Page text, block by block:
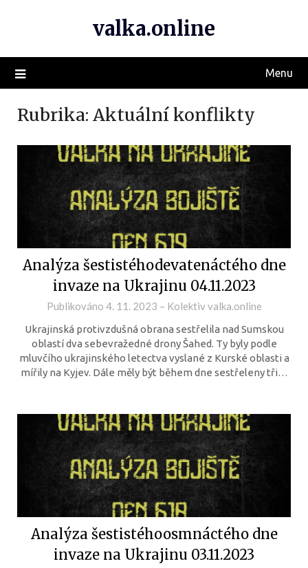
valka.online
Menu
Rubrika: Aktuální konflikty
Analýza šestistéhodevatenáctého dne
invaze na Ukrajinu 04.11.2023
Publikováno 4. 11. 2023 – Kolektiv valka.online
Ukrajinská protivzdušná obrana sestřelila nad Sumskou
oblastí dva sebevražedné drony Šahed. Ty byly podle
mluvčího ukrajinského letectva vyslané z Kurské oblasti a
mířily na Kyjev. Dále měly být během dne sestřeleny tři…
Analýza šestistéhoosmnáctého dne
invaze na Ukrajinu 03.11.2023